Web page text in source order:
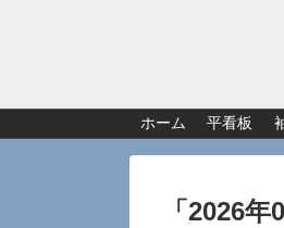
ホーム 平看板
「 2026年